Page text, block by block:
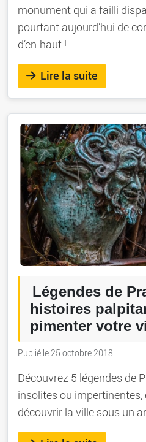
monument qui a failli
pourtant aujourd’hui de
d’en-haut !
Lire la suite
Légendes de
histoires
pimenter votre
Publié le 25 octobre 2018
Découvrez 5 légendes de
insolites ou
découvrir la ville sous un